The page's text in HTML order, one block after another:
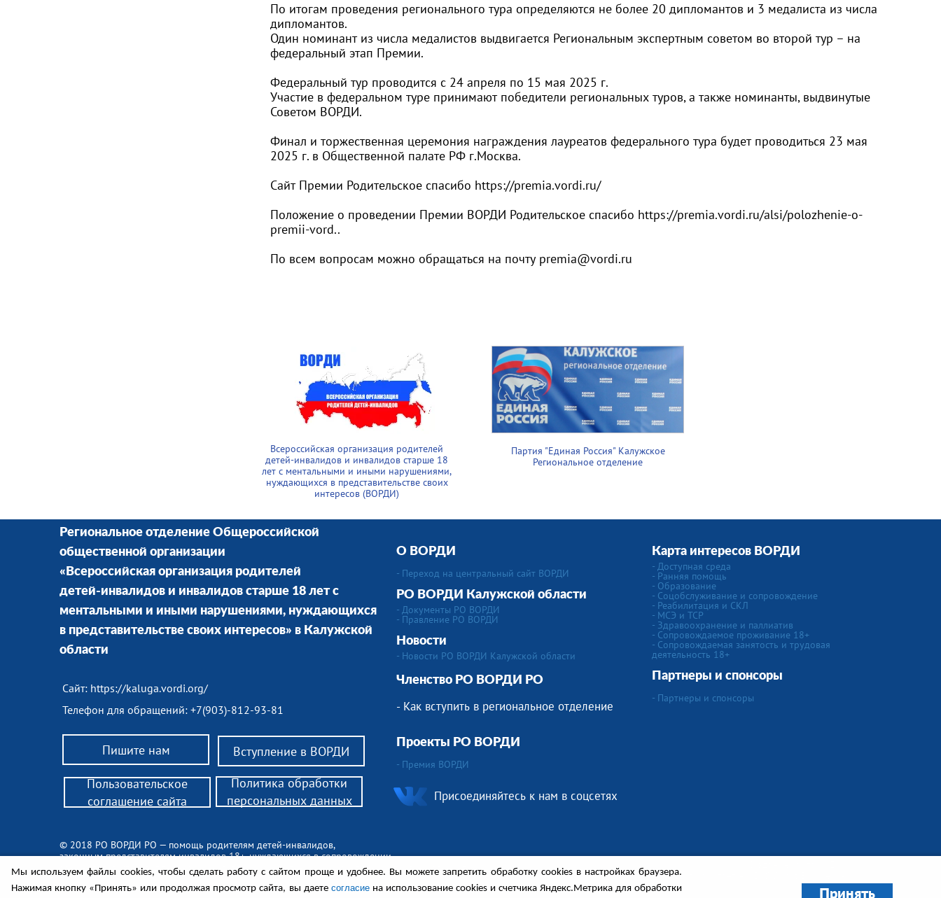
По итогам проведения регионального тура определяются не более 20 дипломантов и 3 медалиста из числа
дипломантов.
Один номинант из числа медалистов выдвигается Региональным экспертным советом во второй тур – на
федеральный этап Премии.
Федеральный тур проводится с 24 апреля по 15 мая 2025 г.
Участие в федеральном туре принимают победители региональных туров, а также номинанты, выдвинутые
Советом ВОРДИ.
Финал и торжественная церемония награждения лауреатов федерального тура будет проводиться 23 мая
2025 г. в Общественной палате РФ г.Москва.
Сайт Премии Родительское спасибо https://premia.vordi.ru/
Положение о проведении Премии ВОРДИ Родительское спасибо https://premia.vordi.ru/alsi/polozhenie-o-
premii-vord..
По всем вопросам можно обращаться на почту premia@vordi.ru
Всероссийская организация родителей
детей-инвалидов и инвалидов старше 18
лет с ментальными и иными нарушениями,
нуждающихся в представительстве своих
интересов (ВОРДИ)
Партия "Единая Россия" Калужское
Региональное отделение
Региональное отделение Общероссийской
общественной организации
«Всероссийская организация родителей
детей-инвалидов и инвалидов старше 18 лет с
ментальными и иными нарушениями, нуждающихся
в представительстве своих интересов» в Калужской
области
Сайт: https://kaluga.vordi.org/
Телефон для обращений: +7(903)-812-93-81
Пишите нам Вступление в ВОРДИ
© 2018 РО ВОРДИ РО — помощь родителям детей-инвалидов,
законным представителям инвалидов 18+, нуждающихся в сопровождении.
Законодательство, поддержка, консультации, общественные обсуждения и другие материалы.
Сайт работает на
О ВОРДИ
- Переход на центральный сайт ВОРДИ
РО ВОРДИ Калужской области
- Документы РО ВОРДИ
- Правление РО ВОРДИ
Новости
- Новости РО ВОРДИ Калужской области
Членство РО ВОРДИ РО
- Как вступить в региональное отделение
Проекты РО ВОРДИ
- Премия ВОРДИ
Карта интересов ВОРДИ
- Доступная среда
- Ранняя помощь
- Образование
- Соцобслуживание и сопровождение
- Реабилитация и СКЛ
- МСЭ и ТСР
- Здравоохранение и паллиатив
- Сопровождаемое проживание 18+
- Сопровождаемая занятость и трудовая
деятельность 18+
Партнеры и спонсоры
- Партнеры и спонсоры
Присоединяйтесь к нам в соцсетях
Пользовательское
соглашение сайта
Политика обработки
персональных данных
Мы используем файлы cookies, чтобы сделать работу с сайтом проще и удобнее. Вы можете запретить обработку сookies в настройках браузера.
Нажимая кнопку «Принять» или продолжая просмотр сайта, вы даете согласиена использование cookies и счетчика Яндекс.Метрика для обработки Принять